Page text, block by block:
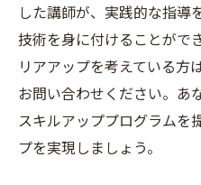
した講師が、実践的な指導
技術を身に付けることがで
リアアップを考えている方
お問い合わせください。あ
スキルアッププログラムを
プを実現しましょう。